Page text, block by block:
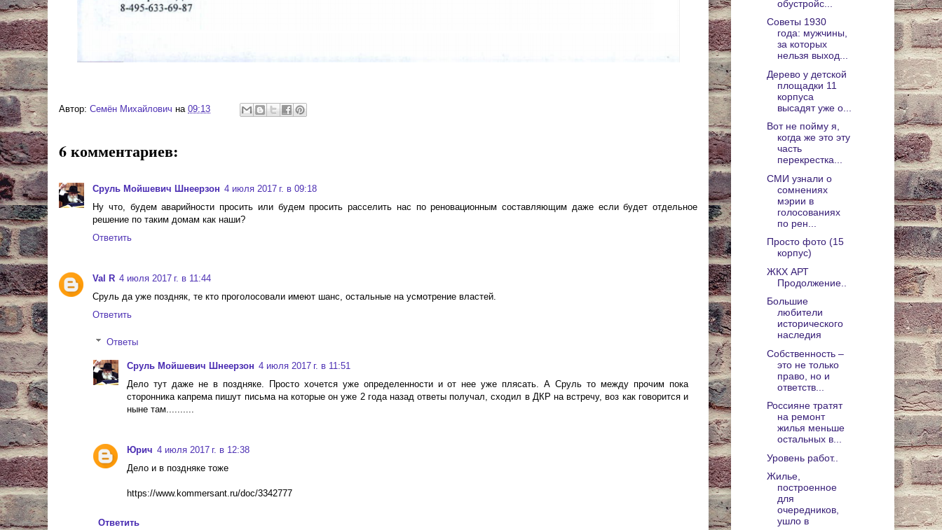
Автор: Cемён Михайлович на 09:13
6 комментариев:
Сруль Мойшевич Шнеерзон 4 июля 2017 г. в 09:18
Ну что, будем аварийности просить или будем просить расселить нас по реновационным составляющим даже если будет отдельное
решение по таким домам как наши?
Ответить
Val R 4 июля 2017 г. в 11:44
Сруль да уже поздняк, те кто проголосовали имеют шанс, остальные на усмотрение властей.
Ответить
Ответы
Сруль Мойшевич Шнеерзон 4 июля 2017 г. в 11:51
Дело тут даже не в поздняке. Просто хочется уже определенности и от нее уже плясать. А Сруль то между прочим пока
сторонника капрема пишут письма на которые он уже 2 года назад ответы получал, сходил в ДКР на встречу, воз как говорится и
ныне там..........
Юрич 4 июля 2017 г. в 12:38
Дело и в поздняке тоже
https://www.kommersant.ru/doc/3342777
Ответить
обустройс...
Советы 1930
года: мужчины,
за которых
нельзя выход...
Дерево у детской
площадки 11
корпуса
высадят уже о...
Вот не пойму я,
когда же это эту
часть
перекрестка...
СМИ узнали о
сомнениях
мэрии в
голосованиях
по рен...
Просто фото (15
корпус)
ЖКХ АРТ
Продолжение..
Большие
любители
исторического
наследия
Собственность –
это не только
право, но и
ответств...
Россияне тратят
на ремонт
жилья меньше
остальных в...
Уровень работ..
Жилье,
построенное
для
очередников,
ушло в